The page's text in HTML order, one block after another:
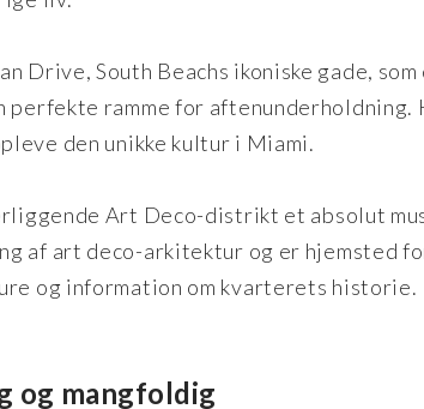
Drive, South Beachs ikoniske gade,
perfekte ramme for
den unikke kultur i Miami.
Art Deco-distrikt et absolut
af art deco-arkitektur og er hjemsted
og information om kvarterets historie.
og mangfoldig